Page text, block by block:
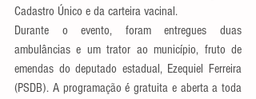
Cadastro Único e da carteira vacinal.
Durante o evento, foram entregues duas
ambulâncias e um trator ao município, fruto de
emendas do deputado estadual, Ezequiel Ferreira
(PSDB). A programação é gratuita e aberta a toda